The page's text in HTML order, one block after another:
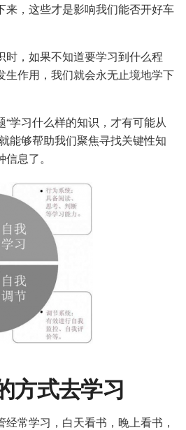
来，这些才是影响我们能否开好车
时，如果不知道要学习到什么程
生作用，我们就会永无止境地学下
学习什么样的知识，才有可能从
能够帮助我们聚焦寻找关键性知
息了。
方式去学习
常学习，白天看书，晚上看书，